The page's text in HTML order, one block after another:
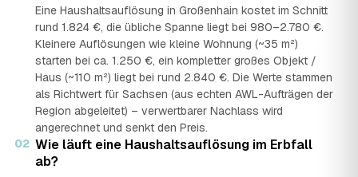
Eine Haushaltsauflösung in Großenhain kostet im Schnitt
rund 1.824 €, die übliche Spanne liegt bei 980–2.780 €.
Kleinere Auflösungen wie kleine Wohnung (~35 m²)
starten bei ca. 1.250 €, ein kompletter großes Objekt /
Haus (~110 m²) liegt bei rund 2.840 €. Die Werte stammen
als Richtwert für Sachsen (aus echten AWL-Aufträgen der
Region abgeleitet) – verwertbarer Nachlass wird
angerechnet und senkt den Preis.
02 Wie läuft eine Haushaltsauflösung im Erbfall
ab?